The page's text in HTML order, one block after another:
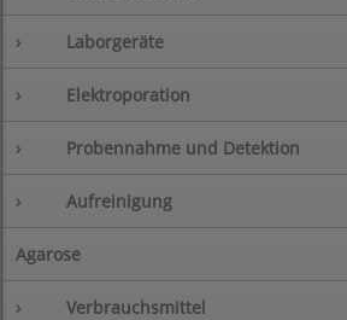
› Laborgeräte
› Elektroporation
› Probennahme und Detektion
› Aufreinigung
Agarose
› Verbrauchsmittel